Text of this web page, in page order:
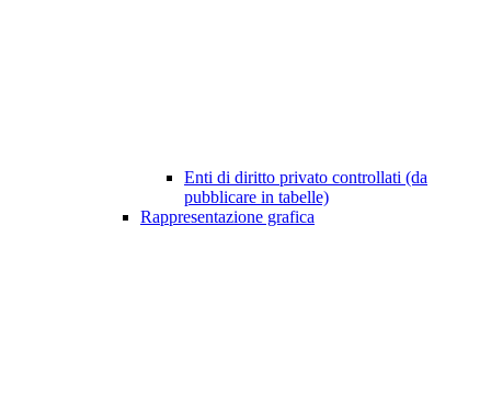
Enti di diritto privato controllati (da
pubblicare in tabelle)
Rappresentazione grafica